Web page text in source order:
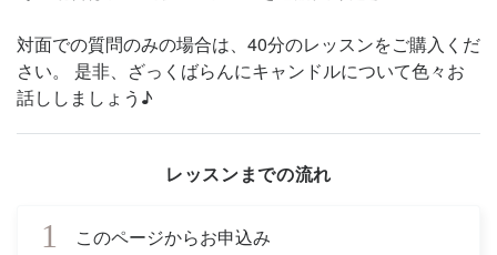
対面での質問のみの場合は、40分のレッスンをご購入くだ
さい。 是非、ざっくばらんにキャンドルについて色々お
話ししましょう♪
レッスンまでの流れ
1 このページからお申込み